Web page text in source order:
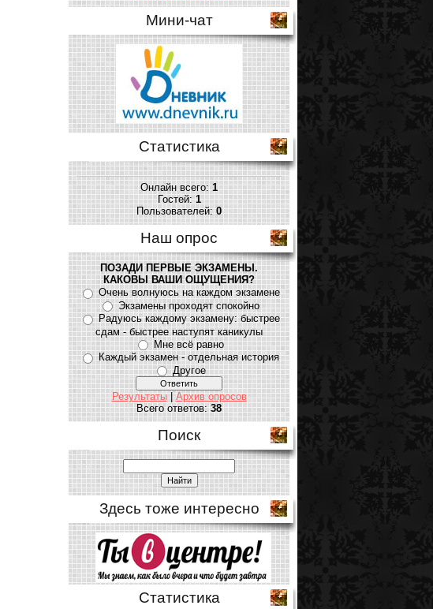
Мини-чат
Статистика
Онлайн всего:1
Гостей:1
Пользователей:0
Наш опрос
ПОЗАДИ ПЕРВЫЕ ЭКЗАМЕНЫ.
КАКОВЫ ВАШИ ОЩУЩЕНИЯ?
Очень волнуюсь на каждом экзамене
Экзамены проходят спокойно
Радуюсь каждому экзамену: быстрее
сдам - быстрее наступят каникулы
Мне всё равно
Каждый экзамен - отдельная история
Другое
Результаты|Архив опросов
Всего ответов:38
Поиск
Здесь тоже интересно
Статистика